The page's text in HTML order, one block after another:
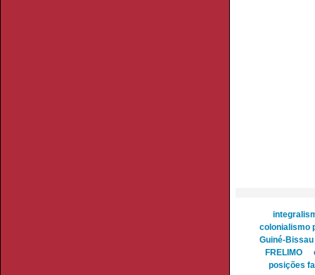
colonialismo
Guiné-Bissau
FRELIMO
posições